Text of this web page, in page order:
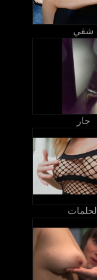
شقي
جار
الحلمات